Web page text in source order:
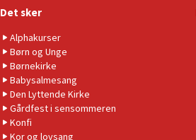
Det sker
Alphakurser
Børn og Unge
Børnekirke
Babysalmesang
Den Lyttende Kirke
Gårdfest i sensommeren
Konfi
Kor og lovsang